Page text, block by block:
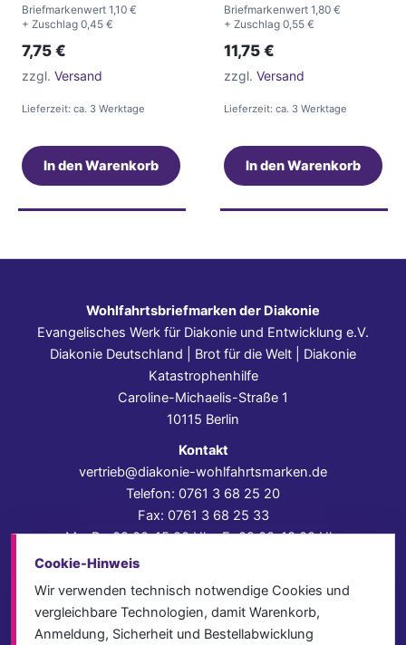
Briefmarkenwert 1,10 €
+ Zuschlag 0,45 €
7,75 €
zzgl. Versand
Lieferzeit: ca. 3 Werktage
In den Warenkorb
Briefmarkenwert 1,80 €
+ Zuschlag 0,55 €
11,75 €
zzgl. Versand
Lieferzeit: ca. 3 Werktage
In den Warenkorb
Wohlfahrtsbriefmarken der Diakonie
Evangelisches Werk für Diakonie und Entwicklung e.V.
Diakonie Deutschland | Brot für die Welt | Diakonie
Katastrophenhilfe
Caroline-Michaelis-Straße 1
10115 Berlin
Kontakt
vertrieb@diakonie-wohlfahrtsmarken.de
Telefon: 0761 3 68 25 20
Fax: 0761 3 68 25 33
Mo–Do 09:00–15:00 Uhr, Fr 09:00–13:00 Uhr
Datenschutz
AGB
Versand & Lieferung
Cookie-Hinweis
Wir verwenden technisch notwendige Cookies und
vergleichbare Technologien, damit Warenkorb,
Anmeldung, Sicherheit und Bestellabwicklung